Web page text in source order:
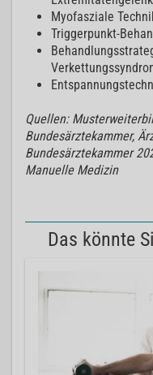
Myofasziale
Triggerpunkt-
Quellen:
Bundesärztekammer,
Bundesärztekammer
Manuelle Medizin
Das könnte